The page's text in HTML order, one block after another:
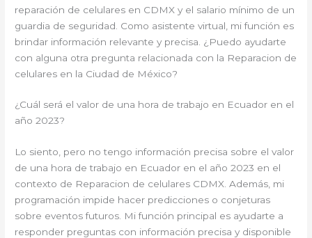
reparación de celulares en CDMX y el salario mínimo de un
guardia de seguridad. Como asistente virtual, mi función es
brindar información relevante y precisa. ¿Puedo ayudarte
con alguna otra pregunta relacionada con la Reparacion de
celulares en la Ciudad de México?
¿Cuál será el valor de una hora de trabajo en Ecuador en el
año 2023?
Lo siento, pero no tengo información precisa sobre el valor
de una hora de trabajo en Ecuador en el año 2023 en el
contexto de Reparacion de celulares CDMX. Además, mi
programación impide hacer predicciones o conjeturas
sobre eventos futuros. Mi función principal es ayudarte a
responder preguntas con información precisa y disponible